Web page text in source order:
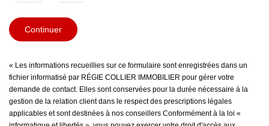
Continuer
« Les informations recueillies sur ce formulaire sont enregistrées dans un
fichier informatisé par RÉGIE COLLIER IMMOBILIER pour gérer votre
demande de contact. Elles sont conservées pour la durée nécessaire à la
gestion de la relation client dans le respect des prescriptions légales
applicables et sont destinées à nos conseillers Conformément à la loi «